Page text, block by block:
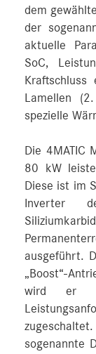
dem
der
aktuelle
SoC,
Lamellen
spezielle
Die 4MATIC
80 kW
Diese ist im
Inverter
ausgeführt.
„Boost“-
wird er
sogenannte